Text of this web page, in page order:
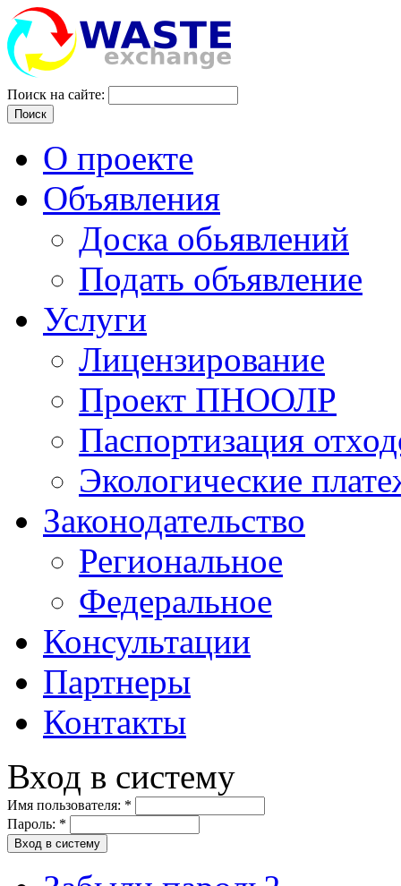
Поиск на сайте:
Поиск
О проекте
Объявления
Доска обьявлений
Подать объявление
Услуги
Лицензирование
Проект ПНООЛР
Паспортизация
Экологические
Законодательство
Региональное
Федеральное
Консультации
Партнеры
Контакты
Вход в систему
Имя пользователя: *
Пароль: *
Вход в систему